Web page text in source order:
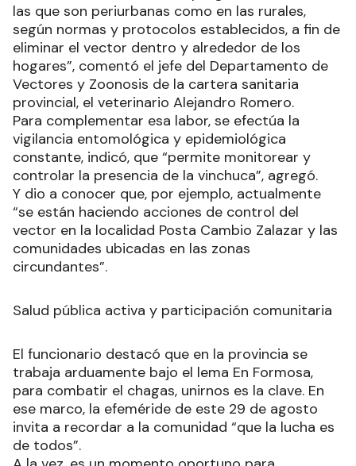
las que son periurbanas como en las rurales,
según normas y protocolos establecidos, a fin de
eliminar el vector dentro y alrededor de los
hogares”, comentó el jefe del Departamento de
Vectores y Zoonosis de la cartera sanitaria
provincial, el veterinario Alejandro Romero.
Para complementar esa labor, se efectúa la
vigilancia entomológica y epidemiológica
constante, indicó, que “permite monitorear y
controlar la presencia de la vinchuca”, agregó.
Y dio a conocer que, por ejemplo, actualmente
“se están haciendo acciones de control del
vector en la localidad Posta Cambio Zalazar y las
comunidades ubicadas en las zonas
circundantes”.
Salud pública activa y participación comunitaria
El funcionario destacó que en la provincia se
trabaja arduamente bajo el lema En Formosa,
para combatir el chagas, unirnos es la clave. En
ese marco, la efeméride de este 29 de agosto
invita a recordar a la comunidad “que la lucha es
de todos”.